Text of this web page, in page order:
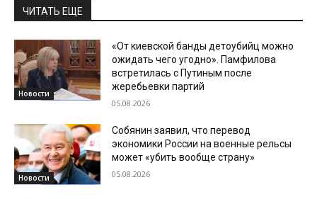
ЧИТАТЬ ЕЩЕ
Новости
«От киевской банды детоубийц можно
ожидать чего угодно». Памфилова
встретилась с Путиным после
жеребьевки партий
05.08.2026
Новости
Собянин заявил, что перевод
экономики России на военные рельсы
может «убить вообще страну»
05.08.2026